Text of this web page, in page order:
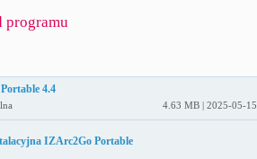
programu
4.4
4.63 MB | 2025-05-15
IZArc2Go Portable